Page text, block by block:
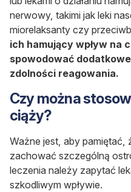
nerwowy, takimi jak leki
miorelaksanty czy
ich hamujący wpływ na
spowodować
zdolności reagowania.
Czy można
ciąży?
Ważne jest, aby pamiętać,
zachować szczególną
leczenia należy zapytać
szkodliwym wpływie.